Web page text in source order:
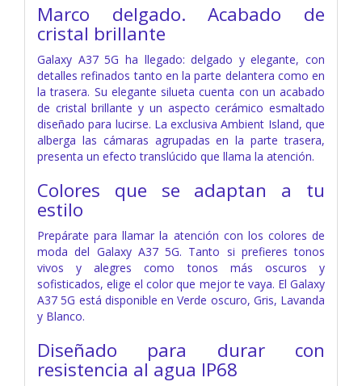
Marco delgado. Acabado de
cristal brillante
Galaxy A37 5G ha llegado: delgado y elegante, con
detalles refinados tanto en la parte delantera como en
la trasera. Su elegante silueta cuenta con un acabado
de cristal brillante y un aspecto cerámico esmaltado
diseñado para lucirse. La exclusiva Ambient Island, que
alberga las cámaras agrupadas en la parte trasera,
presenta un efecto translúcido que llama la atención.
Colores que se adaptan a tu
estilo
Prepárate para llamar la atención con los colores de
moda del Galaxy A37 5G. Tanto si prefieres tonos
vivos y alegres como tonos más oscuros y
sofisticados, elige el color que mejor te vaya. El Galaxy
A37 5G está disponible en Verde oscuro, Gris, Lavanda
y Blanco.
Diseñado para durar con
resistencia al agua IP68